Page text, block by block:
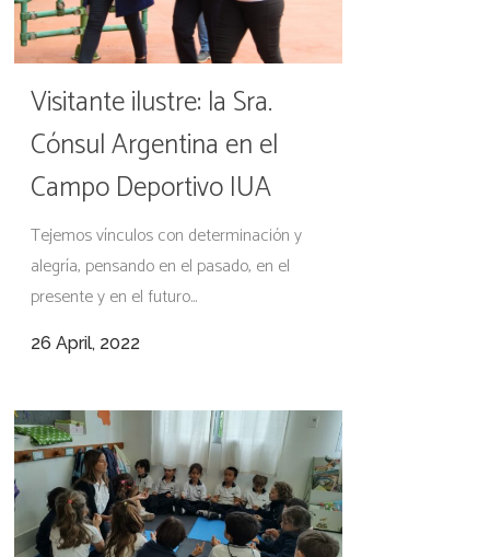
Visitante ilustre: la Sra.
Cónsul Argentina en el
Campo Deportivo IUA
Tejemos vínculos con determinación y
alegría, pensando en el pasado, en el
presente y en el futuro...
26 April, 2022